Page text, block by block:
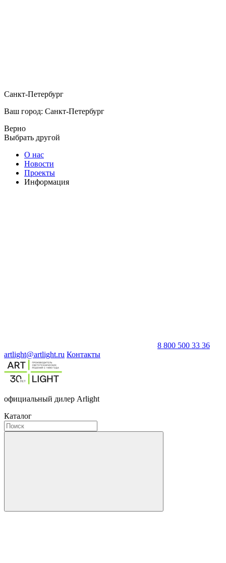
Санкт-Петербург
Ваш город: Санкт-Петербург
Верно
Выбрать другой
О нас
Новости
Проекты
Информация
8 800 500 33 36
artlight@artlight.ru Контакты
официальный дилер Arlight
Каталог